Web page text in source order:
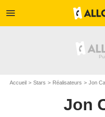
menu
Accueil Stars Réalisateurs Jon
Jon